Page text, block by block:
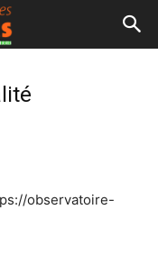
observatoire-